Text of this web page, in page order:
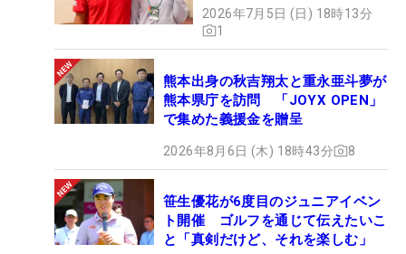
2026年7月5日 (日) 18時13分
1
熊本出身の秋吉翔太と重永亜斗夢が
熊本県庁を訪問 「JOYX OPEN」
で集めた義援金を贈呈
2026年8月6日 (木) 18時43分 8
笹生優花が6度目のジュニアイベン
ト開催 ゴルフを通じて伝えたいこ
と「真剣だけど、それを楽しむ」